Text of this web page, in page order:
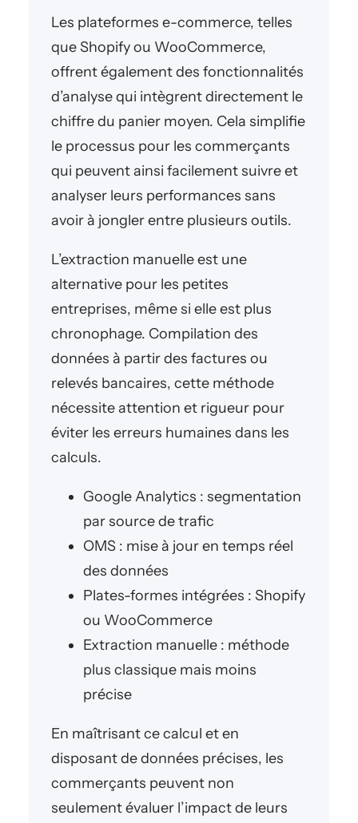
Les plateformes e-commerce, telles
que Shopify ou WooCommerce,
offrent également des fonctionnalités
d’analyse qui intègrent directement le
chiffre du panier moyen. Cela simplifie
le processus pour les commerçants
qui peuvent ainsi facilement suivre et
analyser leurs performances sans
avoir à jongler entre plusieurs outils.
L’extraction manuelle est une
alternative pour les petites
entreprises, même si elle est plus
chronophage. Compilation des
données à partir des factures ou
relevés bancaires, cette méthode
nécessite attention et rigueur pour
éviter les erreurs humaines dans les
calculs.
Google Analytics : segmentation
par source de trafic
OMS : mise à jour en temps réel
des données
Plates-formes intégrées : Shopify
ou WooCommerce
Extraction manuelle : méthode
plus classique mais moins
précise
En maîtrisant ce calcul et en
disposant de données précises, les
commerçants peuvent non
seulement évaluer l’impact de leurs